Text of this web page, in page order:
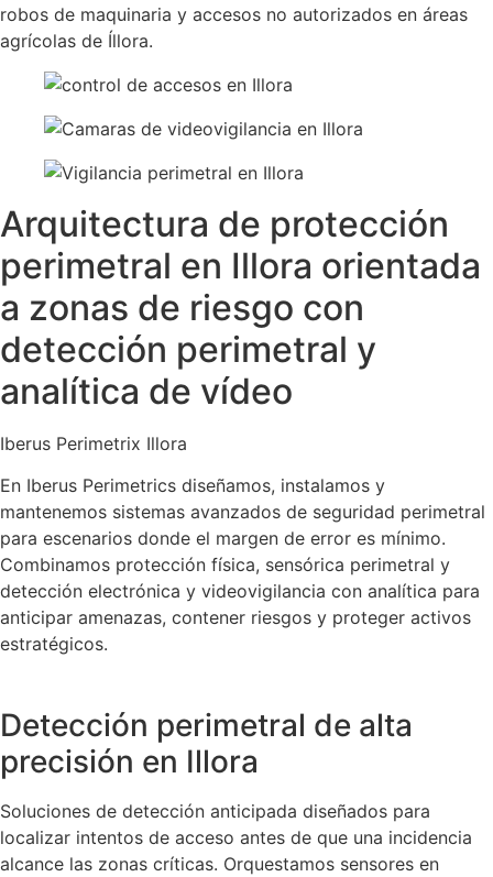
robos de maquinaria y accesos no autorizados en áreas
agrícolas de Íllora.
Arquitectura de protección
perimetral en Illora orientada
a zonas de riesgo con
detección perimetral y
analítica de vídeo
Iberus Perimetrix Illora
En Iberus Perimetrics diseñamos, instalamos y
mantenemos sistemas avanzados de seguridad perimetral
para escenarios donde el margen de error es mínimo.
Combinamos protección física, sensórica perimetral y
detección electrónica y videovigilancia con analítica para
anticipar amenazas, contener riesgos y proteger activos
estratégicos.
Detección perimetral de alta
precisión en Illora
Soluciones de detección anticipada diseñados para
localizar intentos de acceso antes de que una incidencia
alcance las zonas críticas. Orquestamos sensores en